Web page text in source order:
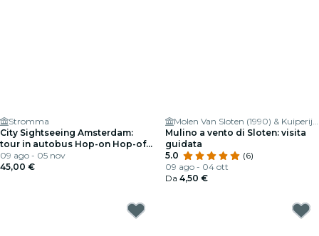
Stromma
City Sightseeing Amsterdam:
tour in autobus Hop-on Hop-off
+ giro in barca
09 ago - 05 nov
45,00 €
Molen Van Sloten (1990) & Kuiperij Museum - Windmill
Mulino a vento di Sloten: visita
guidata
5.0
(6)
09 ago - 04 ott
Da 4,50 €